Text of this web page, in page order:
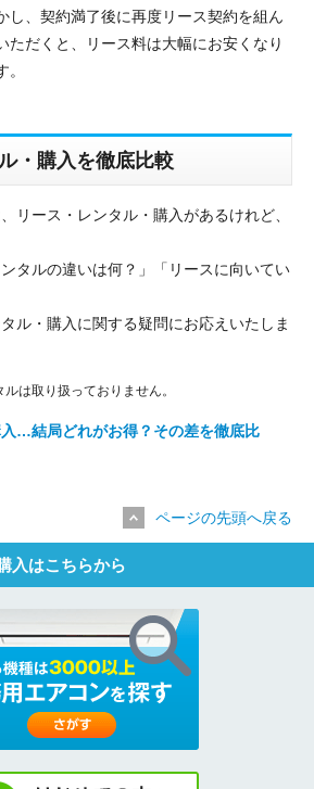
し、契約満了後に再度リース契約を組ん
ただくと、リース料は大幅にお安くなり
。
・購入を徹底比較
リース・レンタル・購入があるけれど、
ンタルの違いは何？」「リースに向いてい
ル・購入に関する疑問にお応えいたしま
は取り扱っておりません。
…結局どれがお得？その差を徹底比
ページの先頭へ戻る
入はこちらから